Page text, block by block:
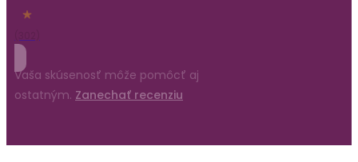
Vaša skúsenosť môže pomôcť aj
ostatným. Zanechať recenziu